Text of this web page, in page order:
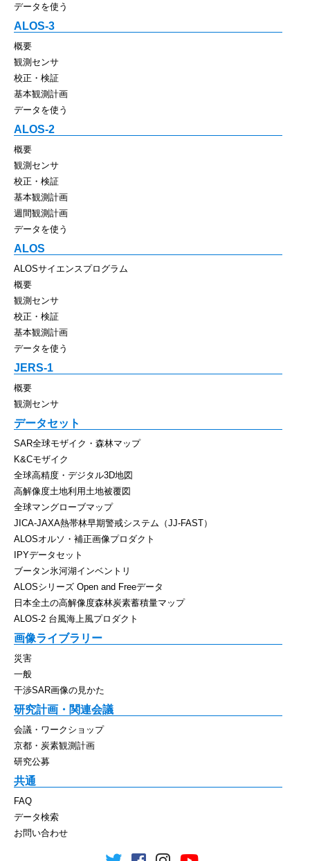
データを使う
ALOS-3
概要
観測センサ
校正・検証
基本観測計画
データを使う
ALOS-2
概要
観測センサ
校正・検証
基本観測計画
週間観測計画
データを使う
ALOS
ALOSサイエンスプログラム
概要
観測センサ
校正・検証
基本観測計画
データを使う
JERS-1
概要
観測センサ
データセット
SAR全球モザイク・森林マップ
K&Cモザイク
全球高精度・デジタル3D地図
高解像度土地利用土地被覆図
全球マングローブマップ
JICA-JAXA熱帯林早期警戒システム（JJ-FAST）
ALOSオルソ・補正画像プロダクト
IPYデータセット
ブータン氷河湖インベントリ
ALOSシリーズ Open and Freeデータ
日本全土の高解像度森林炭素蓄積量マップ
ALOS-2 台風海上風プロダクト
画像ライブラリー
災害
一般
干渉SAR画像の見かた
研究計画・関連会議
会議・ワークショップ
京都・炭素観測計画
研究公募
共通
FAQ
データ検索
お問い合わせ